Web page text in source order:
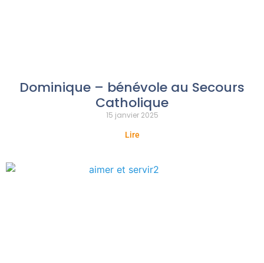
Dominique – bénévole au Secours
Catholique
15 janvier 2025
Lire